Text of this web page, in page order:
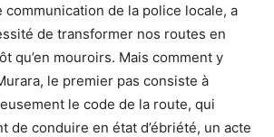
communication de la police locale, a
de transformer nos routes en
qu’en mouroirs. Mais comment y
le premier pas consiste à
le code de la route, qui
de conduire en état d’ébriété, un acte